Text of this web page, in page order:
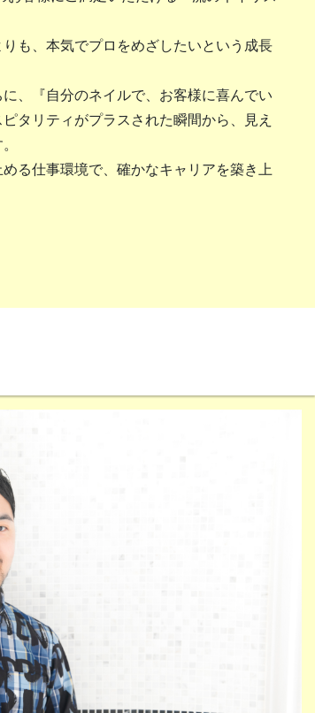
も、本気でプロをめざしたいという成長
、『自分のネイルで、お客様に喜んでい
タリティがプラスされた瞬間から、見え
る仕事環境で、確かなキャリアを築き上